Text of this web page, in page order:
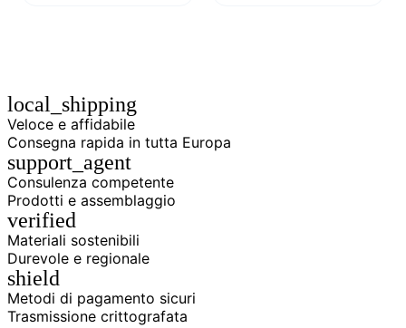
local_shipping
Veloce e affidabile
Consegna rapida in tutta Europa
support_agent
Consulenza competente
Prodotti e assemblaggio
verified
Materiali sostenibili
Durevole e regionale
shield
Metodi di pagamento sicuri
Trasmissione crittografata